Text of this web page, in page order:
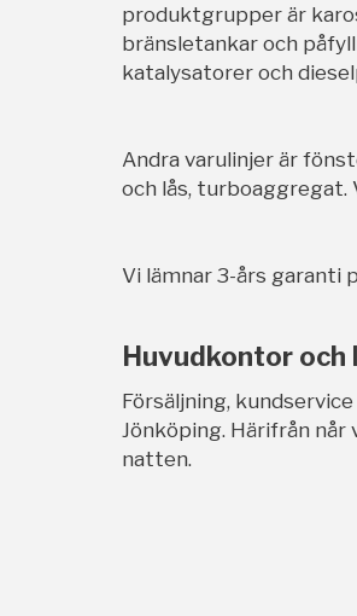
produktgrupper är
bränsletankar och
katalysatorer och
Andra varulinjer är
och lås, turboaggregat.
Vi lämnar 3-års garanti
Huvudkontor och
Försäljning,
Jönköping. Härifrån når
natten.